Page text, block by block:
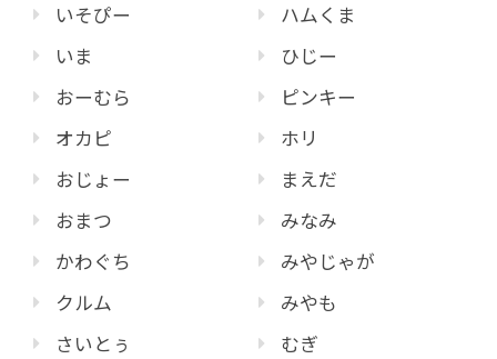
いそぴー
いま
おーむら
オカピ
おじょー
おまつ
かわぐち
クルム
さいとぅ
ハムくま
ひじー
ピンキー
ホリ
まえだ
みなみ
みやじゃが
みやも
むぎ